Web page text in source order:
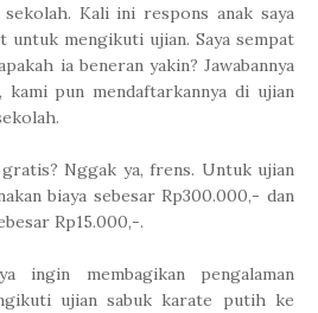
Kali ini respons anak saya
untuk mengikuti ujian. Saya sempat
ia beneran yakin? Jawabannya
kami pun mendaftarkannya di ujian
Nggak ya, frens. Untuk ujian
biaya sebesar Rp300.000,- dan
Rp15.000,-.
ingin membagikan pengalaman
ujian sabuk karate putih ke